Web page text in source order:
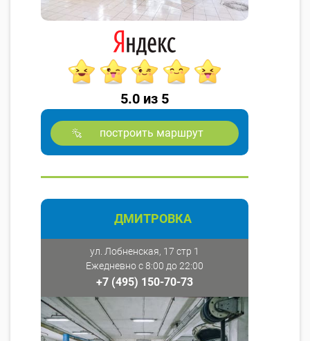
5.0 из 5
построить маршрут
ДМИТРОВКА
ул. Лобненская, 17 стр 1
Ежедневно с 8:00 до 22:00
+7 (495) 150-70-73